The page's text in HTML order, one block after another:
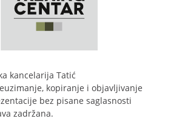
kancelarija Tatić
kopiranje i objavljivanje
bez pisane saglasnosti
zadržana.